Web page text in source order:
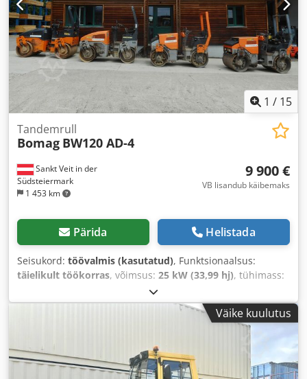
1 / 15
Sankt Veit in der
Südsteiermark
1 453 km
Tandemrull
Bomag BW120 AD-4
9 900 €
VB lisandub käibemaks
Pärida Helistada
Seisukord: töövalmis (kasutatud), Funktsionaalsus:
täielikult töökorras, võimsus: 25 kW (33,99 hj), tühimass:
, töötunnid:
Väike kuulutus